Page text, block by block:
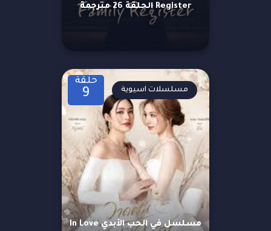
Register الحلقة 26 مترجمة
حلقة
9
مسلسل في الحب الأبدي In Love
مسلسلات اسيوية